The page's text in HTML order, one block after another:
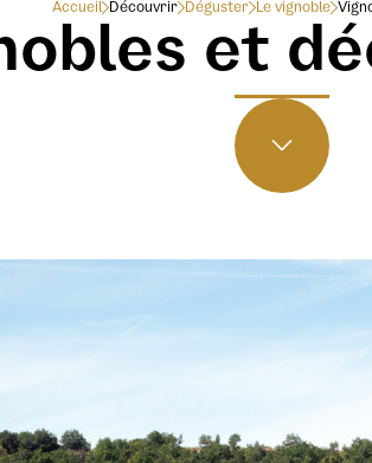
Accueil Découvrir Déguster Le vignoble
et